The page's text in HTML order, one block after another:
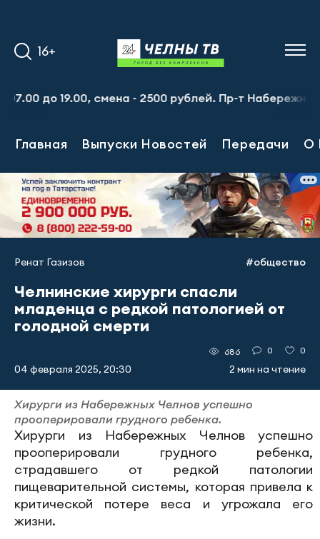
16+
19.00, смена - 2500 рублей. Пр-т
Главная Выпуски Новостей Передачи О
Ренат Газизов #общество
Челнинские хирурги спасли
младенца с редкой патологией от
голодной смерти
04 февраля 2025, 20:30
686 0 0
2 мин на чтение
Хирурги из Набережных Челнов успешно
прооперировали грудного ребенка.
Хирурги из Набережных Челнов успешно
прооперировали грудного ребенка,
страдавшего от редкой патологии
пищеварительной системы, которая привела к
критической потере веса и угрожала его
жизни.